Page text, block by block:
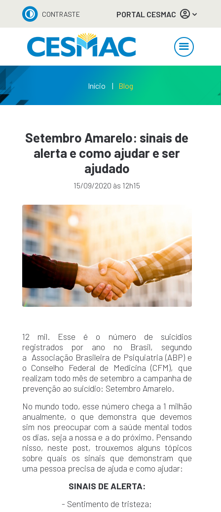
CONTRASTE PORTAL CESMAC
Início Blog
Setembro Amarelo: sinais de
alerta e como ajudar e ser
ajudado
15/09/2020 às 12h15
12 mil. Esse é o número de suicídios
registrados por ano no Brasil, segundo
a Associação Brasileira de Psiquiatria (ABP) e
o Conselho Federal de Medicina (CFM), que
realizam todo mês de setembro a campanha de
prevenção ao suicídio: Setembro Amarelo.
No mundo todo, esse número chega a 1 milhão
anualmente, o que demonstra que devemos
sim nos preocupar com a saúde mental todos
os dias, seja a nossa e a do próximo. Pensando
nisso, neste post, trouxemos alguns tópicos
sobre quais os sinais que demonstram que
uma pessoa precisa de ajuda e como ajudar:
SINAIS DE ALERTA:
- Sentimento de tristeza;